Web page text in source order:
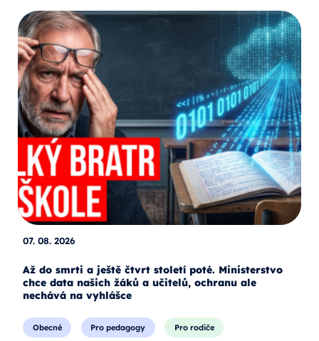
07. 08. 2026
Až do smrti a ještě čtvrt století poté. Ministerstvo
chce data našich žáků a učitelů, ochranu ale
nechává na vyhlášce
Obecné Pro pedagogy Pro rodiče